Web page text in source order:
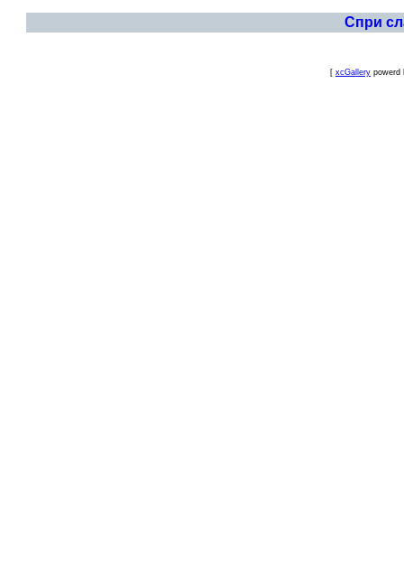
Спри
[ xcGallery